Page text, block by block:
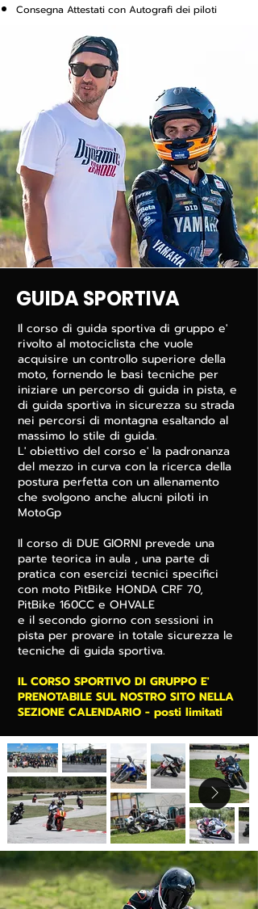
Consegna Attestati con Autografi dei piloti
GUIDA SPORTIVA
Il corso di guida sportiva di gruppo e'
rivolto al motociclista che vuole
acquisire un controllo superiore della
moto, fornendo le basi tecniche per
iniziare un percorso di guida in pista, e
di guida sportiva in sicurezza su strada
nei percorsi di montagna esaltando al
massimo lo stile di guida.
L' obiettivo del corso e' la padronanza
del mezzo in curva con la ricerca della
postura perfetta con un allenamento
che svolgono anche alucni piloti in
MotoGp
Il corso di DUE GIORNI prevede una
parte teorica in aula , una parte di
pratica con esercizi tecnici specifici
con moto PitBike HONDA CRF 70,
PitBike 160CC e OHVALE
e il secondo giorno con sessioni in
pista per provare in totale sicurezza le
tecniche di guida sportiva.
IL CORSO SPORTIVO DI GRUPPO E'
PRENOTABILE SUL NOSTRO SITO NELLA
SEZIONE CALENDARIO - posti limitati